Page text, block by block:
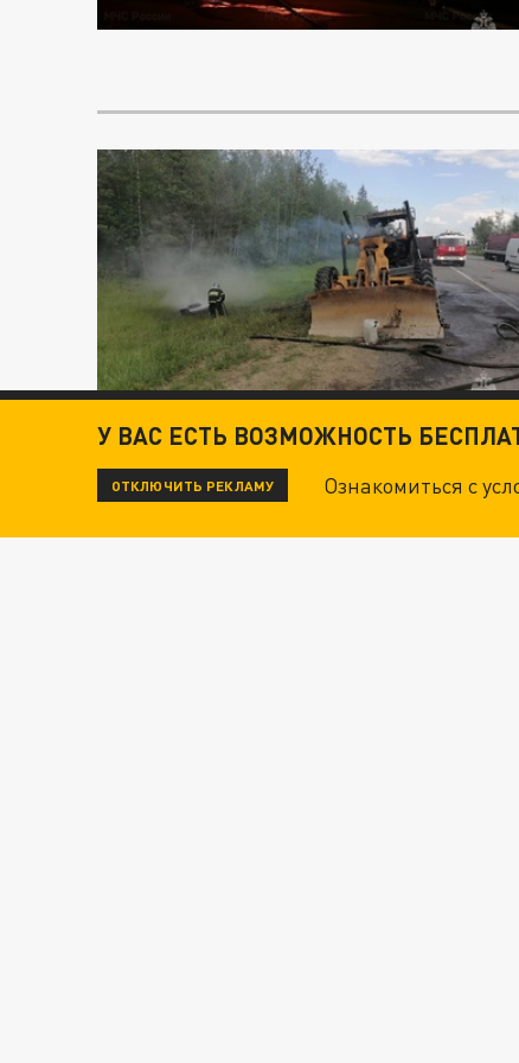
У ВАС ЕСТЬ ВОЗМОЖНОСТЬ
ОТКЛЮЧИТЬ РЕКЛАМУ Ознакомиться с